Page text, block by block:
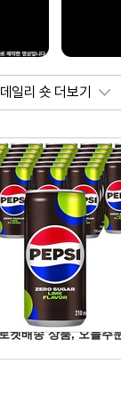
데일리 숏 더보기